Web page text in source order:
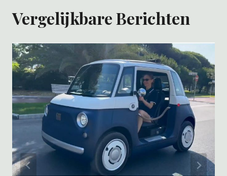
Vergelijkbare Berichten